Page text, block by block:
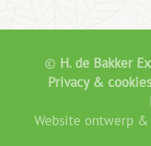
© H. de Bakker
Privacy & cookies
Website ontwerp